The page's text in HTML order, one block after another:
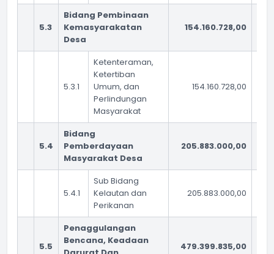
5.3
Bidang Pembinaan
Kemasyarakatan
Desa
154.160.728,00
5.3.1
Ketenteraman,
Ketertiban
Umum, dan
Perlindungan
Masyarakat
154.160.728,00
5.4
Bidang
Pemberdayaan
Masyarakat Desa
205.883.000,00
5.4.1
Sub Bidang
Kelautan dan
Perikanan
205.883.000,00
5.5
Penaggulangan
Bencana, Keadaan
479.399.835,00